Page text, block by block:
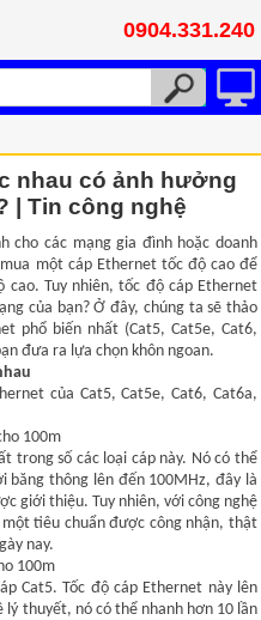
0904.331.240
nhau có ảnh hưởng
| Tin công nghệ
cho các mạng gia đình hoặc doanh
một cáp Ethernet tốc độ cao để
Tuy nhiên, tốc độ cáp Ethernet
của bạn? Ở đây, chúng ta sẽ thảo
phổ biến nhất (Cat5, Cat5e, Cat6,
đưa ra lựa chọn khôn ngoan.
của Cat5, Cat5e, Cat6, Cat6a,
100m
trong số các loại cáp này. Nó có thể
băng thông lên đến 100MHz, đây là
giới thiệu. Tuy nhiên, với công nghệ
tiêu chuẩn được công nhận, thật
nay.
100m
Cat5. Tốc độ cáp Ethernet này lên
thuyết, nó có thể nhanh hơn 10 lần